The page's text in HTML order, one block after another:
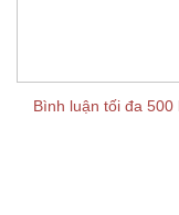
Bình luận tối đa 500